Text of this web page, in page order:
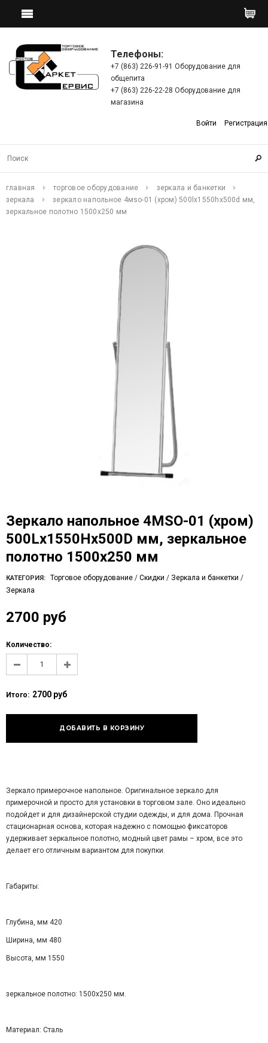
Телефоны:
+7 (863) 226-91-91 Оборудование для
общепита
+7 (863) 226-22-28 Оборудование для
магазина
Войти Регистрация
главная торговое оборудование
зеркала и банкетки
зеркала
зеркало напольное 4мso-01 (хром) 500lх1550hx500d мм,
зеркальное полотно 1500х250 мм
Зеркало напольное 4МSO-01 (хром)
500Lх1550Hx500D мм, зеркальное
полотно 1500х250 мм
КАТЕГОРИЯ: Торговое оборудование / Скидки / Зеркала и банкетки /
Зеркала
2700 руб
Количество:
Итого: 2700 руб
Зеркало примерочное напольное. Оригинальное зеркало для
примерочной и просто для установки в торговом зале. Оно идеально
подойдет и для дизайнерской студии одежды, и для дома. Прочная
стационарная основа, которая надежно с помощью фиксаторов
удерживает зеркальное полотно, модный цвет рамы – хром, все это
делает его отличным вариантом для покупки.
Габариты:
Глубина, мм 420
Ширина, мм 480
Высота, мм 1550
зеркальное полотно: 1500х250 мм.
Материал: Сталь